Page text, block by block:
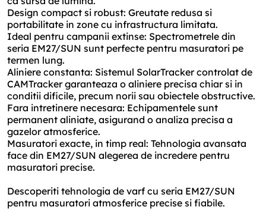
Design compact si robust: Greutate redusa si
portabilitate in zone cu infrastructura limitata.
Ideal pentru campanii extinse: Spectrometrele din
seria EM27/SUN sunt perfecte pentru masuratori pe
termen lung.
Aliniere constanta: Sistemul SolarTracker controlat de
CAMTracker garanteaza o aliniere precisa chiar si in
conditii dificile, precum norii sau obiectele obstructive.
Fara intretinere necesara: Echipamentele sunt
permanent aliniate, asigurand o analiza precisa a
gazelor atmosferice.
Masuratori exacte, in timp real: Tehnologia avansata
face din EM27/SUN alegerea de incredere pentru
masuratori precise.
Descoperiti tehnologia de varf cu seria EM27/SUN
pentru masuratori atmosferice precise si fiabile.